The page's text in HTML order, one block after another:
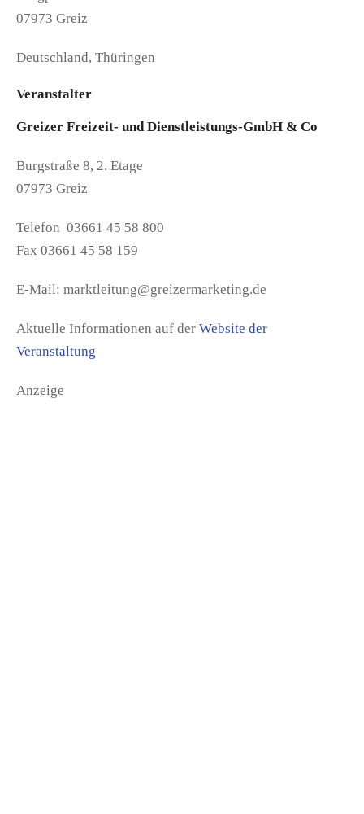
07973 Greiz
Deutschland, Thüringen
Veranstalter
Greizer Freizeit- und Dienstleistungs-GmbH & Co
Burgstraße 8, 2. Etage
07973 Greiz
Telefon 03661 45 58 800
Fax 03661 45 58 159
E-Mail: marktleitung@greizermarketing.de
Aktuelle Informationen auf der Website der
Veranstaltung
Anzeige